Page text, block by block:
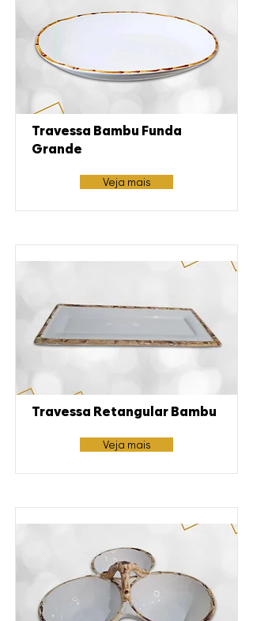
Travessa Bambu Funda
Grande
Veja mais
Travessa Retangular Bambu
Veja mais